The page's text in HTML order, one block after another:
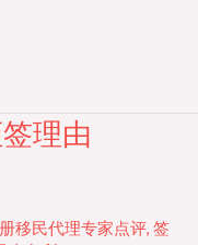
理由
移民代理专家点评, 签